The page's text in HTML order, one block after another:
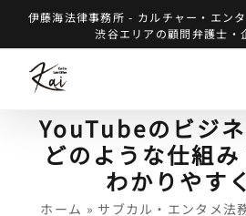
Skip
content
伊藤海法律事務所 - カルチャー・エン
渋谷エリアの顧問弁護士・
YouTubeのビジ
どのような仕組
わかりやす
ホーム » サブカル・エンタメ法